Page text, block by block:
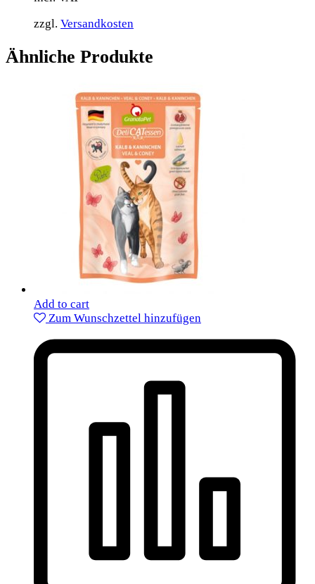
zzgl. Versandkosten
Ähnliche Produkte
Add to cart
Zum Wunschzettel hinzufügen